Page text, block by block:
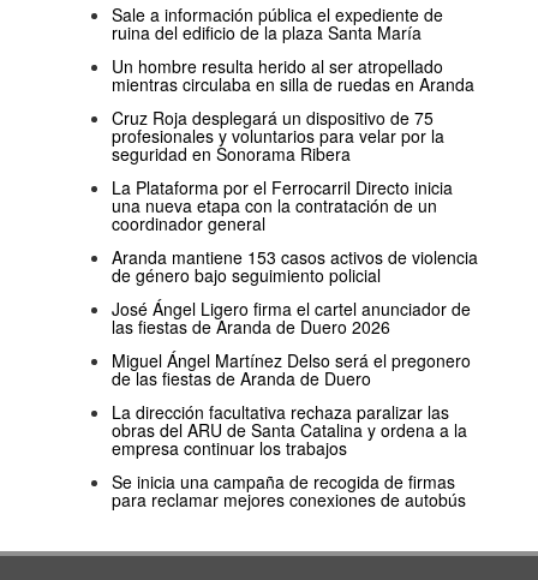
Sale a información pública el expediente de
ruina del edificio de la plaza Santa María
Un hombre resulta herido al ser atropellado
mientras circulaba en silla de ruedas en Aranda
Cruz Roja desplegará un dispositivo de 75
profesionales y voluntarios para velar por la
seguridad en Sonorama Ribera
La Plataforma por el Ferrocarril Directo inicia
una nueva etapa con la contratación de un
coordinador general
Aranda mantiene 153 casos activos de violencia
de género bajo seguimiento policial
José Ángel Ligero firma el cartel anunciador de
las fiestas de Aranda de Duero 2026
Miguel Ángel Martínez Delso será el pregonero
de las fiestas de Aranda de Duero
La dirección facultativa rechaza paralizar las
obras del ARU de Santa Catalina y ordena a la
empresa continuar los trabajos
Se inicia una campaña de recogida de firmas
para reclamar mejores conexiones de autobús